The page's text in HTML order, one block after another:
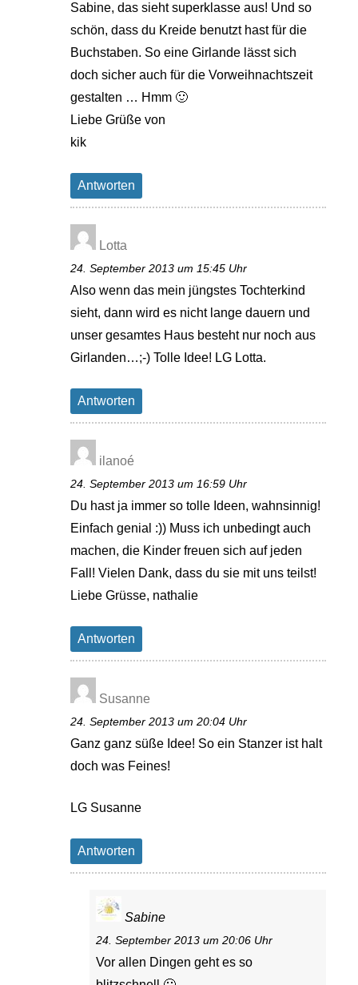
Sabine, das sieht superklasse aus! Und so
schön, dass du Kreide benutzt hast für die
Buchstaben. So eine Girlande lässt sich
doch sicher auch für die Vorweihnachtszeit
gestalten … Hmm 🙂
Liebe Grüße von
kik
Antworten
Lotta
24. September 2013 um 15:45 Uhr
Also wenn das mein jüngstes Tochterkind
sieht, dann wird es nicht lange dauern und
unser gesamtes Haus besteht nur noch aus
Girlanden…;-) Tolle Idee! LG Lotta.
Antworten
ilanoé
24. September 2013 um 16:59 Uhr
Du hast ja immer so tolle Ideen, wahnsinnig!
Einfach genial :)) Muss ich unbedingt auch
machen, die Kinder freuen sich auf jeden
Fall! Vielen Dank, dass du sie mit uns teilst!
Liebe Grüsse, nathalie
Antworten
Susanne
24. September 2013 um 20:04 Uhr
Ganz ganz süße Idee! So ein Stanzer ist halt
doch was Feines!
LG Susanne
Antworten
Sabine
24. September 2013 um 20:06 Uhr
Vor allen Dingen geht es so